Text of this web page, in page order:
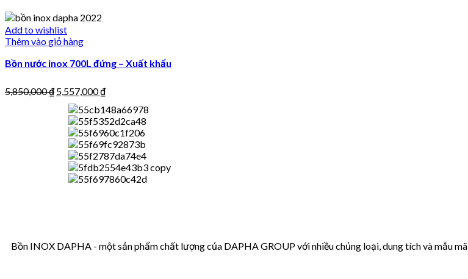
Add to wishlist
Thêm vào giỏ hàng
Bồn nước inox 700L đứng – Xuất khẩu
5,850,000₫ 5,557,000₫
Bồn INOX DAPHA - một sản phẩm chất lượng của DAPHA GROUP với nhiều chủng loại, dung tích và mẫu mã